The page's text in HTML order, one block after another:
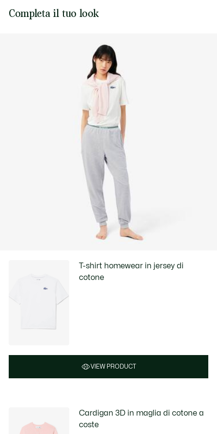
etichette e la protezione in plastica originali sono integri e
non aperti.
NON ASCIUGARE A SECCO
NON LAVARE A SECCO
ASCIUGARE STESO
processo di produzione. Trasparenza della catena del
Completa il tuo look
T-shirt homewear in jersey di
cotone
VIEW PRODUCT
Cardigan 3D in maglia di cotone a
coste